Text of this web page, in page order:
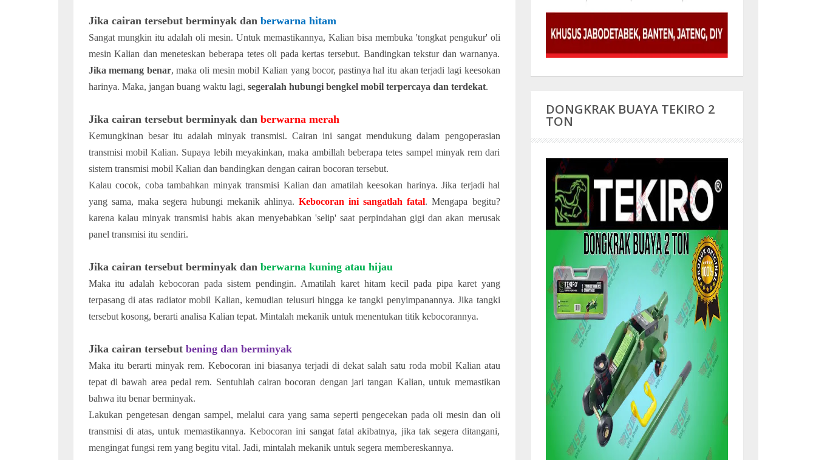
Jika cairan tersebut berminyak dan berwarna hitam
Sangat mungkin itu adalah oli mesin. Untuk memastikannya, Kalian bisa membuka 'tongkat pengukur' oli
mesin Kalian dan meneteskan beberapa tetes oli pada kertas tersebut. Bandingkan tekstur dan warnanya.
Jika memang benar, maka oli mesin mobil Kalian yang bocor, pastinya hal itu akan terjadi lagi keesokan
harinya. Maka, jangan buang waktu lagi, segeralah hubungi bengkel mobil terpercaya dan terdekat.
Jika cairan tersebut berminyak dan berwarna merah
Kemungkinan besar itu adalah minyak transmisi. Cairan ini sangat mendukung dalam pengoperasian
transmisi mobil Kalian. Supaya lebih meyakinkan, maka ambillah beberapa tetes sampel minyak rem dari
sistem transmisi mobil Kalian dan bandingkan dengan cairan bocoran tersebut.
Kalau cocok, coba tambahkan minyak transmisi Kalian dan amatilah keesokan harinya. Jika terjadi hal
yang sama, maka segera hubungi mekanik ahlinya.Kebocoran ini sangatlah fatal. Mengapa begitu?
karena kalau minyak transmisi habis akan menyebabkan 'selip' saat perpindahan gigi dan akan merusak
panel transmisi itu sendiri.
Jika cairan tersebut berminyak dan berwarna kuning atau hijau
Maka itu adalah kebocoran pada sistem pendingin. Amatilah karet hitam kecil pada pipa karet yang
terpasang di atas radiator mobil Kalian, kemudian telusuri hingga ke tangki penyimpanannya. Jika tangki
tersebut kosong, berarti analisa Kalian tepat. Mintalah mekanik untuk menentukan titik kebocorannya.
Jika cairan tersebut bening dan berminyak
Maka itu berarti minyak rem. Kebocoran ini biasanya terjadi di dekat salah satu roda mobil Kalian atau
tepat di bawah area pedal rem. Sentuhlah cairan bocoran dengan jari tangan Kalian, untuk memastikan
bahwa itu benar berminyak.
Lakukan pengetesan dengan sampel, melalui cara yang sama seperti pengecekan pada oli mesin dan oli
transmisi di atas, untuk memastikannya. Kebocoran ini sangat fatal akibatnya, jika tak segera ditangani,
mengingat fungsi rem yang begitu vital. Jadi, mintalah mekanik untuk segera membereskannya.
DONGKRAK BUAYA TEKIRO 2
TON